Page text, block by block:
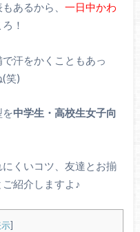
あるから、 一日中かわ
！
汗をかくこともあっ
笑)
を中学生・高校生女子向
くいコツ、友達とお揃
紹介しますよ♪
]